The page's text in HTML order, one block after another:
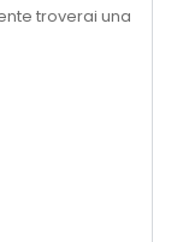
troverai una